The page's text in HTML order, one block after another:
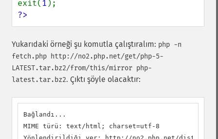
exit(1
?>
Yukarıdaki örneği şu komutla çalıştıralım: php -n
fetch.php http://no2.php.net/get/php-5-
LATEST.tar.bz2/from/this/mirror php-
latest.tar.bz2. Çıktı şöyle olacaktır:
Bağlandı...
MIME türü: text/html; charset=utf-8